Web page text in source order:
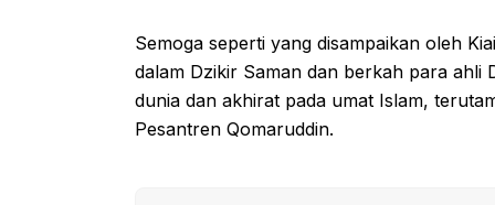
Semoga seperti yang disampaikan oleh
dalam Dzikir Saman dan berkah para ahli
dunia dan akhirat pada umat Islam,
Pesantren Qomaruddin.